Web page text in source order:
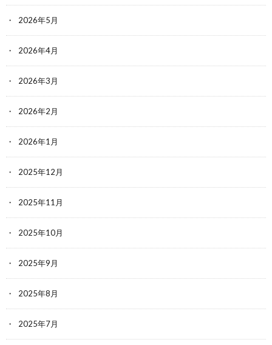
2026年5月
2026年4月
2026年3月
2026年2月
2026年1月
2025年12月
2025年11月
2025年10月
2025年9月
2025年8月
2025年7月